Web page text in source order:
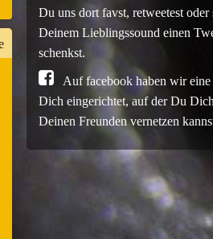
Du uns dort favst, retweetest oder
Deinem Lieblingssound einen
schenkst.
Auf facebook haben wir eine
Dich eingerichtet, auf der Du
Deinen Freunden vernetzen